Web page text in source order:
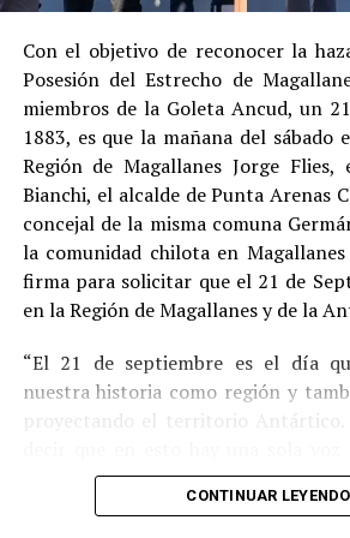
procedimiento abreviado, redujeron
cumplimiento efectivo en recinto
Indemnización a la víctima y
por ocultamiento de bienes
En el ámbito civil, elJuzgado de
enseptiembre de 2023una
Pedro Montecinos apagar una
$120 millonespor concepto de
$80 millonesa favor de la
$40 millonesa favor de su
Sin embargo, la Fiscalía abrió
transferencia de
ejecución del fallo.
Con el objetivo de reconocer la
Posesión del Estrecho de
miembros de la Goleta Ancud, un
1883, es que la mañana del sábado
Región de Magallanes Jorge Flies,
Bianchi, el alcalde de Punta Arenas
concejal de la misma comuna
la comunidad chilota en
firma para solicitar que el 21 de
en la Región de Magallanes y de la
“El 21 de septiembre es el día
nuestra historia como región y
proyectando el territorio Antártico.
este día por los primeros chilotes
Goleta Ancud y por los que han
CONTINUAR LEYENDO